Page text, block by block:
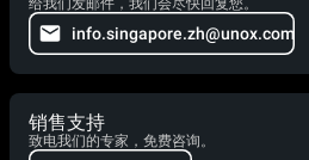
给我们发邮件，我们会尽快回复您。
info.singapore.zh@unox.com
销售支持
致电我们的专家，免费咨询。